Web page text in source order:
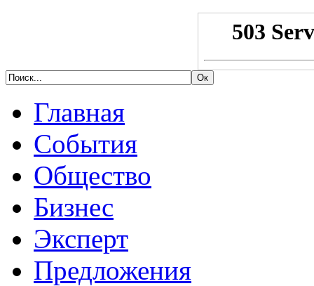
Главная
События
Общество
Бизнес
Эксперт
Предложения